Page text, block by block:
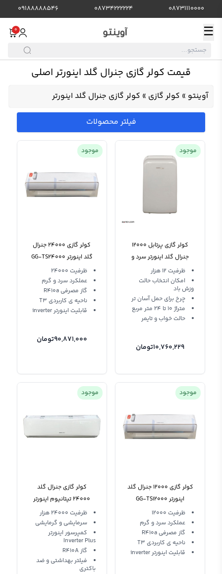
08731110000
08734222224
09188888546
☰
0
قیمت کولر گازی جنرال گلد اینورتر اصلی
آوینتو » کولر گازی » کولر گازی جنرال گلد اینورتر
فیلتر محصولات
موجود
کولر گازی پرتابل 12000
جنرال گلد اینورتر سرد و
گرم General Gold GG-
P12000SUPER
ظرفیت 12 هزار
امکان انتخاب حالت
وزش باد
چرخ برای حمل آسان تر
متراژ 10 تا 24 متر مربع
حالت خواب و تایمر
10,760,229تومان
موجود
کولر گازی 24000 جنرال
گلد اینورتر GG-TS24000
تیتانیوم R410a
ظرفیت 24000
عملکرد سرد و گرم
گاز مصرفی R410a
ناحیه ی کاربردی T3
قابلیت اینورتر inverter
90,871,000تومان
موجود
کولر گازی 12000 جنرال گلد
اینورتر GG-TS12000
تیتانیوم R410a
ظرفیت 12000
عملکرد سرد و گرم
گاز مصرفی R410a
ناحیه ی کاربردی T3
قابلیت اینورتر inverter
موجود
کولر گازی جنرال گلد
24000 تیتانیوم اینورتر
GG-MS24 Titanium T3
ظرفیت 24000 هزار
سرمایشی و گرمایشی
کمپرسور اینورتر
Inverter Plus
گاز R410A
فیلتر بهداشتی و ضد
باکتری